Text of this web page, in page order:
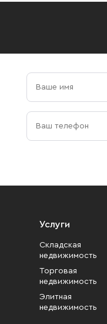
Услуги
Складская
недвижимость
Торговая
недвижимость
Элитная
недвижимость